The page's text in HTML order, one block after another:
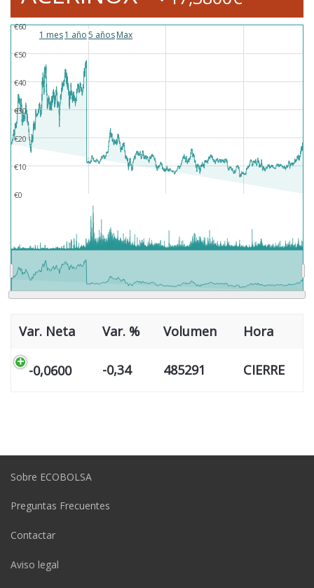
1 mes1 año5 añosMax
€0
€10
€20
€30
€40
€50
€60
Var. Neta Var. % Volumen Hora
-0,0600 -0,34 485291 CIERRE
Sobre ECOBOLSA
Preguntas Frecuentes
Contactar
Aviso legal